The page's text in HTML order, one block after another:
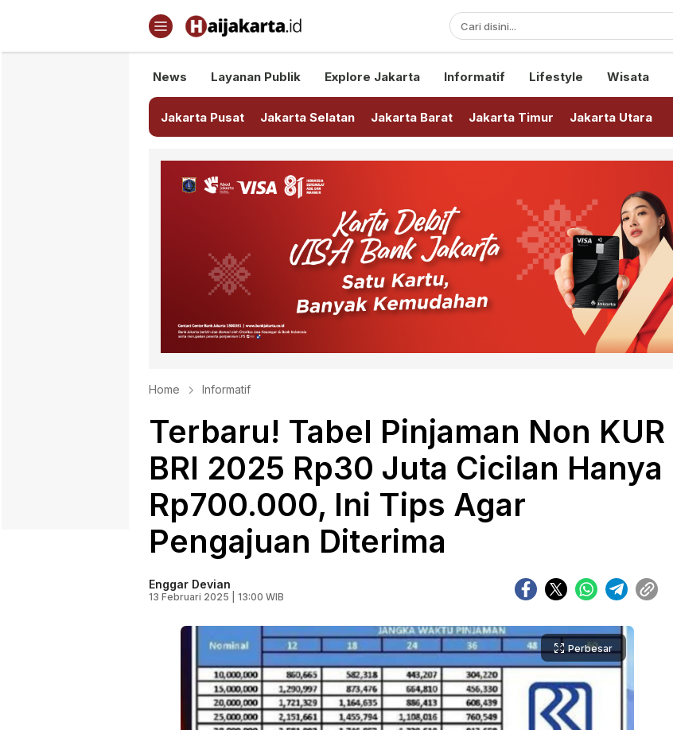
Haijakarta.id
Semua Tentang Jakarta Ada Disini!
News Layanan Publik Explore Jakarta Informatif Lifestyle Wisata
Jakarta Pusat Jakarta Selatan Jakarta Barat Jakarta Timur Jakarta Utara
Home Informatif
Terbaru! Tabel Pinjaman Non KUR
BRI 2025 Rp30 Juta Cicilan Hanya
Rp700.000, Ini Tips Agar
Pengajuan Diterima
Enggar Devian
13 Februari 2025 | 13:00 WIB
Perbesar